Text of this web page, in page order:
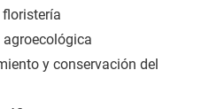
y conservación del